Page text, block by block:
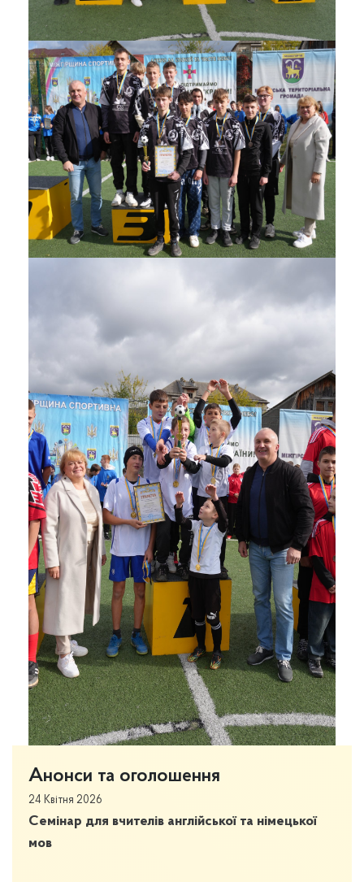
Анонси та оголошення
24 Квітня 2026
Семінар для вчителів англійської та німецької
мов